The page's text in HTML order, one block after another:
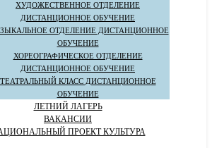
ХУДОЖЕСТВЕННОЕ ОТДЕЛЕНИЕ
ДИСТАНЦИОННОЕ ОБУЧЕНИЕ
ОТДЕЛЕНИЕ ДИСТАНЦИОННОЕ
ОБУЧЕНИЕ
ХОРЕОГРАФИЧЕСКОЕ ОТДЕЛЕНИЕ
ДИСТАНЦИОННОЕ ОБУЧЕНИЕ
ТЕАТРАЛЬНЫЙ КЛАСС ДИСТАНЦИОННОЕ
ОБУЧЕНИЕ
ЛЕТНИЙ ЛАГЕРЬ
ВАКАНСИИ
ПРОЕКТ КУЛЬТУРА